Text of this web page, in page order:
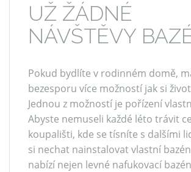
UŽ ŽÁDNÉ
NÁVŠTĚVY
Pokud bydlíte v rodinném domě,
bezesporu více možností jak si
Jednou z možností je pořízení
Abyste nemuseli každé léto trávit
koupališti, kde se tísníte s dalšími
si nechat nainstalovat vlastní
nabízí nejen levné nafukovací